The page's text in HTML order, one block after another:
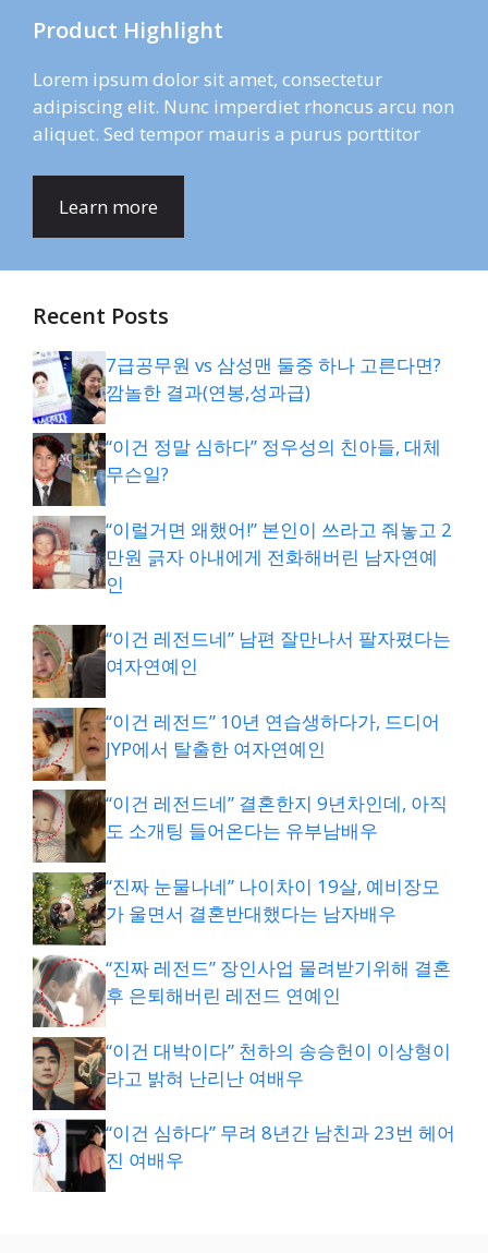
Product Highlight
Lorem ipsum dolor sit amet, consectetur
adipiscing elit. Nunc imperdiet rhoncus arcu non
aliquet. Sed tempor mauris a purus porttitor
Learn more
Recent Posts
7급공무원 vs 삼성맨 둘중 하나 고른다면?
깜놀한 결과(연봉,성과급)
“이건 정말 심하다” 정우성의 친아들, 대체
무슨일?
“이럴거면 왜했어!” 본인이 쓰라고 줘놓고 2
만원 긁자 아내에게 전화해버린 남자연예
인
“이건 레전드네” 남편 잘만나서 팔자폈다는
여자연예인
“이건 레전드” 10년 연습생하다가, 드디어
JYP에서 탈출한 여자연예인
“이건 레전드네” 결혼한지 9년차인데, 아직
도 소개팅 들어온다는 유부남배우
“진짜 눈물나네” 나이차이 19살, 예비장모
가 울면서 결혼반대했다는 남자배우
“진짜 레전드” 장인사업 물려받기위해 결혼
후 은퇴해버린 레전드 연예인
“이건 대박이다” 천하의 송승헌이 이상형이
라고 밝혀 난리난 여배우
“이건 심하다” 무려 8년간 남친과 23번 헤어
진 여배우